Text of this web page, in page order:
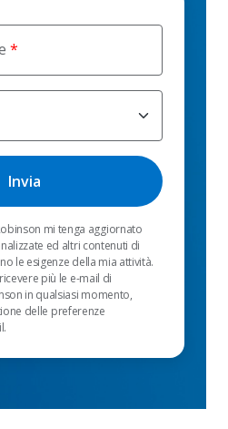
mi tenga aggiornato
ed altri contenuti di
le esigenze della mia attività.
più le e-mail di
in qualsiasi momento,
delle preferenze